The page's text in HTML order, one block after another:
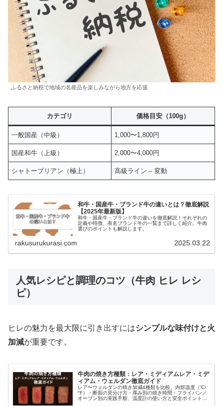
ふるさと納税で地域の名産品を楽しみながら地方を応援
カテゴリ 価格目安（100g）
一般国産（中級） 1,000〜1,800円
国産和牛（上級） 2,000〜4,000円
シャトーブリアン（極上） 高級ライン – 変動
和牛・国産牛・ブランド牛の違いとは？徹底解説
【2025年最新版】
和牛・国産牛・ブランド牛の違いを徹底解説！それぞれの
定義や特徴、有名ブランド牛の一覧まで詳しく紹介。牛肉
選びのポイントも解説します。
rakusurukurasi.com 2025.03.22
人気レシピと調理のコツ（牛肉 ヒレ レシ
ピ）
ヒレの魅力を最大限に引き出すにはシンプルな味付けと火
加減が重要です。
牛肉の焼き方種類：レア・ミディアムレア・ミデ
ィアム・ウェルダン徹底ガイド
レア〜ウェルダンの焼き加減4種類を比較。内部温度（℃/
°F）・断面の見分け方・厚み別の焼き時間・フライパン／
オーブン別の実践手順、温度計の使い方と安全ポイントま